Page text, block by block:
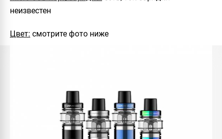
неизвестен
Цвет: смотрите фото ниже